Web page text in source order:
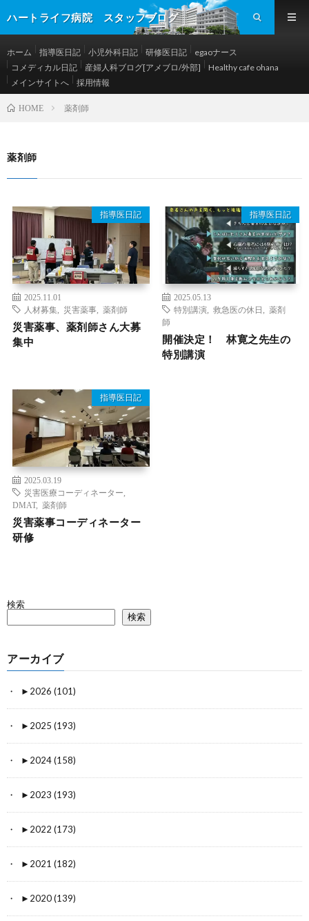
ハートライフ病院 スタッフブログ
ホーム 指導医日記 小児外科日記 研修医日記
egaoナース
コメディカル日記
産婦人科ブログ[アメブロ/外部]
Healthy cafe ohana
メインサイトへ
採用情報
HOME 薬剤師
薬剤師
指導医日記
2025.11.01
人材募集
災害薬事 薬剤師
災害薬事、薬剤師さん大募
集中
指導医日記
2025.05.13
特別講演
救急医の休日
薬剤
師
開催決定！ 林寛之先生の
特別講演
指導医日記
2025.03.19
災害医療コーディネーター
DMAT, 薬剤師
災害薬事コーディネーター
研修
検索
検索
アーカイブ
► 2026 (101)
► 2025 (193)
► 2024 (158)
► 2023 (193)
► 2022 (173)
► 2021 (182)
► 2020 (139)